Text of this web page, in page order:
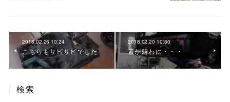
2018.02.25 10:24
こちらもサビサビでした
2018.02.20 10:30
素が露わに・・・
検索